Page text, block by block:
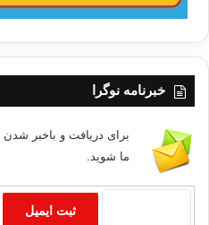
خبرنامه نوگرا
برای دریافت و باخبر
ما شوید.